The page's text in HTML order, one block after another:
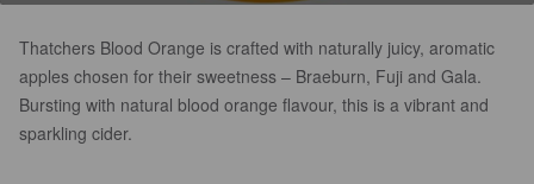
Thatchers Blood Orange is crafted with naturally juicy, aromatic
apples chosen for their sweetness – Braeburn, Fuji and Gala.
Bursting with natural blood orange flavour, this is a vibrant and
sparkling cider.